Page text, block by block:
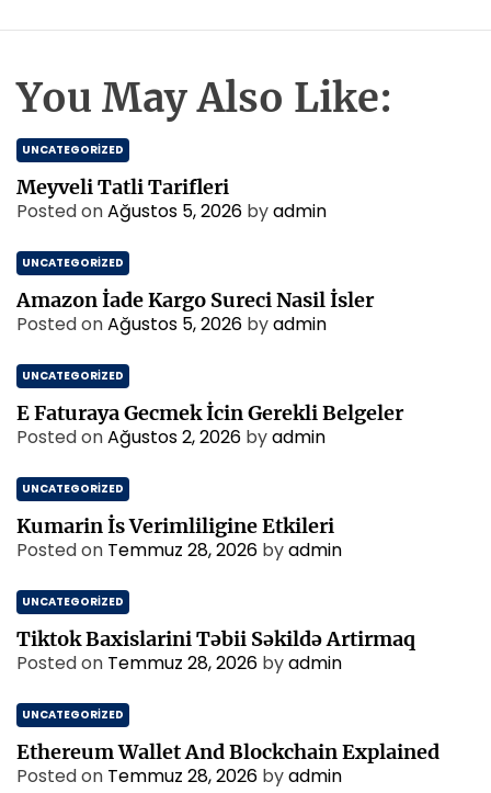
You May Also Like:
UNCATEGORIZED
Meyveli Tatli Tarifleri
Posted onAğustos 5, 2026 byadmin
UNCATEGORIZED
Amazon İade Kargo Sureci Nasil İsler
Posted onAğustos 5, 2026 byadmin
UNCATEGORIZED
E Faturaya Gecmek İcin Gerekli Belgeler
Posted onAğustos 2, 2026 byadmin
UNCATEGORIZED
Kumarin İs Verimliligine Etkileri
Posted on Temmuz 28, 2026 byadmin
UNCATEGORIZED
Tiktok Baxislarini Təbii Səkildə Artirmaq
Posted on Temmuz 28, 2026 byadmin
UNCATEGORIZED
Ethereum Wallet And Blockchain Explained
Posted on Temmuz 28, 2026 byadmin